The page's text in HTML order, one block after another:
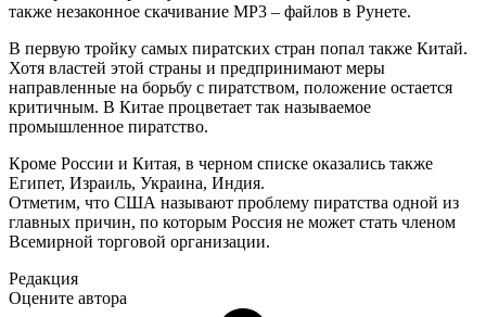
также незаконное скачивание MP3 – файлов в Рунете.
В первую тройку самых пиратских стран попал также Китай.
Хотя властей этой страны и предпринимают меры
направленные на борьбу с пиратством, положение остается
критичным. В Китае процветает так называемое
промышленное пиратство.
Кроме России и Китая, в черном списке оказались также
Египет, Израиль, Украина, Индия.
Отметим, что США называют проблему пиратства одной из
главных причин, по которым Россия не может стать членом
Всемирной торговой организации.
Редакция
Оцените автора